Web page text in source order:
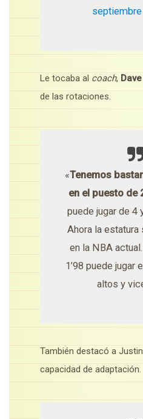
Le tocaba al coach,
de las rotaciones.
«Tenemos
en el puesto de
puede jugar de 4
Ahora la estatura
en la NBA
1’98 puede jugar
altos y
También destacó a
capacidad de adaptación.